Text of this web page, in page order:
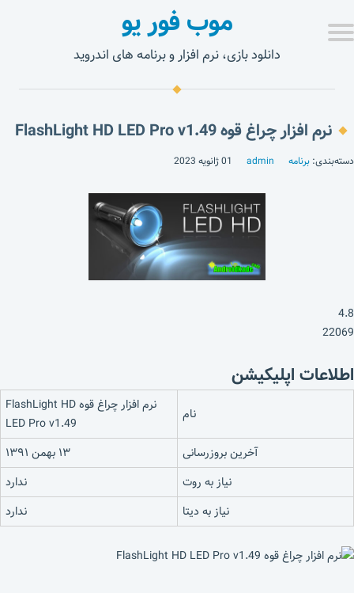
موب فور یو
دانلود بازی، نرم افزار و برنامه های اندروید
نرم افزار چراغ قوه FlashLight HD LED Pro v1.49
دسته‌بندی: برنامه admin 01 ژانویه 2023
4.8
22069
اطلاعات اپلیکیشن
نام
نرم افزار چراغ قوه FlashLight HD
LED Pro v1.49
آخرین بروزرسانی
۱۳ بهمن ۱۳۹۱
نیاز به روت
ندارد
نیاز به دیتا
ندارد